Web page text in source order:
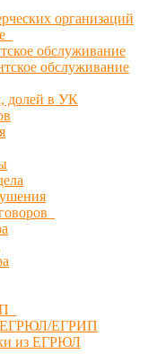
организаций
обслуживание
обслуживание
долей в УК
ЕГРЮЛ/ЕГРИП
из ЕГРЮЛ